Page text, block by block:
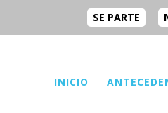
SE PARTE
INICIO